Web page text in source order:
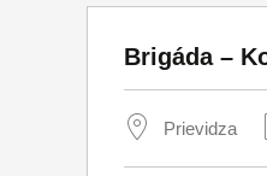
Brigáda –
Prievidza